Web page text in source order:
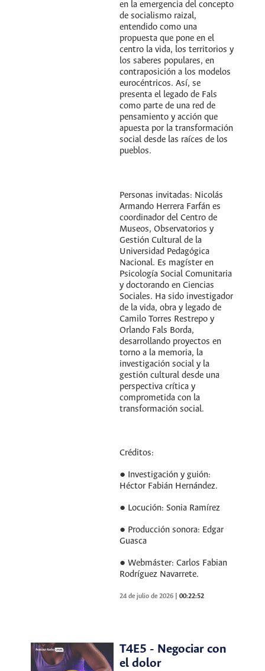
en la emergencia del concepto
de socialismo raizal,
entendido como una
propuesta que pone en el
centro la vida, los territorios y
los saberes populares, en
contraposición a los modelos
eurocéntricos. Así, se
presenta el legado de Fals
como parte de una red de
pensamiento y acción que
apuesta por la transformación
social desde las raíces de los
pueblos.
Personas invitadas: Nicolás
Armando Herrera Farfán es
coordinador del Centro de
Museos, Observatorios y
Gestión Cultural de la
Universidad Pedagógica
Nacional. Es magíster en
Psicología Social Comunitaria
y doctorando en Ciencias
Sociales. Ha sido investigador
de la vida, obra y legado de
Camilo Torres Restrepo y
Orlando Fals Borda,
desarrollando proyectos en
torno a la memoria, la
investigación social y la
gestión cultural desde una
perspectiva crítica y
comprometida con la
transformación social.
Créditos:
● Investigación y guión:
Héctor Fabián Hernández.
● Locución: Sonia Ramírez
● Producción sonora: Edgar
Guasca
● Webmáster: Carlos Fabian
Rodríguez Navarrete.
24 de julio de 2026 |00:22:52
T4E5 - Negociar con
el dolor